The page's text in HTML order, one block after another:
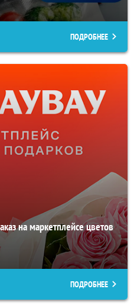
ПОДРОБНЕЕ
на маркетплейсе цветов
ПОДРОБНЕЕ